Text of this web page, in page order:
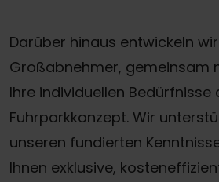
Darüber hinaus entwickeln
Großabnehmer, gemeinsam
Ihre individuellen
Fuhrparkkonzept. Wir
unseren fundierten
Ihnen exklusive,